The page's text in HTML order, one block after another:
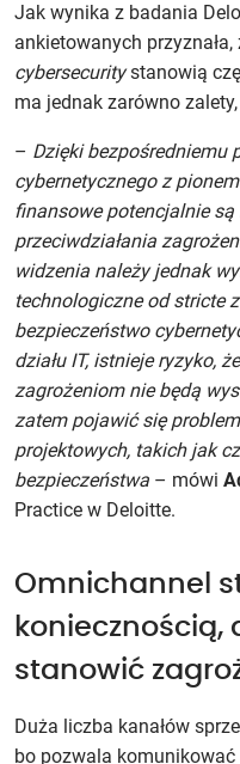
automatyzacja.
Źródło:
Deloitte.
Indeks
górny
koniec
Jak wynika z badania
ankietowanych
cybersecuritystanowią
ma jednak zarówno
– Dzięki bezpośredniemu
cybernetycznego z
finansowe potencjalnie
przeciwdziałania
widzenia należy jednak
technologiczne od stricte
bezpieczeństwo
działu IT, istnieje ryzyko,
zagrożeniom nie będą
zatem pojawić się
projektowych, takich jak
bezpieczeństwa – mówi
Practice w Deloitte.
Omnichannel
koniecznością,
stanowić
Duża liczba kanałów
bo pozwala